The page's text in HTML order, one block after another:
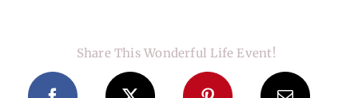
Share This Wonderful Life Event!